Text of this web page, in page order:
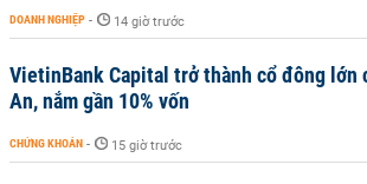
DOANH NGHIỆP - 14 giờ trước
VietinBank Capital trở thành cổ đông lớn
An, nắm gần 10% vốn
CHỨNG KHOÁN - 15 giờ trước